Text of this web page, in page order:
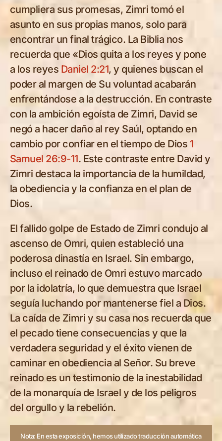
cumpliera sus promesas, Zimri tomó el
asunto en sus propias manos, solo para
encontrar un final trágico. La Biblia nos
recuerda que «Dios quita a los reyes y pone
a los reyes Daniel 2:21, y quienes buscan el
poder al margen de Su voluntad acabarán
enfrentándose a la destrucción. En contraste
con la ambición egoísta de Zimri, David se
negó a hacer daño al rey Saúl, optando en
cambio por confiar en el tiempo de Dios 1
Samuel 26:9-11. Este contraste entre David y
Zimri destaca la importancia de la humildad,
la obediencia y la confianza en el plan de
Dios.
El fallido golpe de Estado de Zimri condujo al
ascenso de Omri, quien estableció una
poderosa dinastía en Israel. Sin embargo,
incluso el reinado de Omri estuvo marcado
por la idolatría, lo que demuestra que Israel
seguía luchando por mantenerse fiel a Dios.
La caída de Zimri y su casa nos recuerda que
el pecado tiene consecuencias y que la
verdadera seguridad y el éxito vienen de
caminar en obediencia al Señor. Su breve
reinado es un testimonio de la inestabilidad
de la monarquía de Israel y de los peligros
del orgullo y la rebelión.
Nota: En esta exposición, hemos utilizado traducción automática